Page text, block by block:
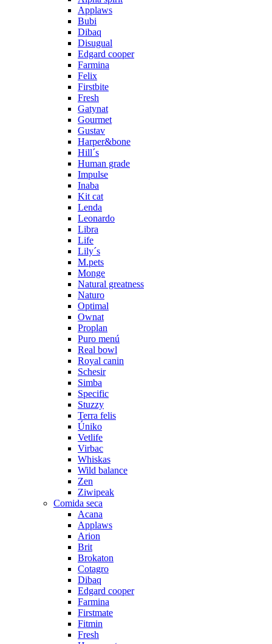
Applaws
Bubi
Dibaq
Disugual
Edgard cooper
Farmina
Felix
Firstbite
Fresh
Gatynat
Gourmet
Gustav
Harper&bone
Hill´s
Human grade
Impulse
Inaba
Kit cat
Lenda
Leonardo
Libra
Life
Lily´s
M.pets
Monge
Natural greatness
Naturo
Optimal
Ownat
Proplan
Puro menú
Real bowl
Royal canin
Schesir
Simba
Specific
Stuzzy
Terra felis
Úniko
Vetlife
Virbac
Whiskas
Wild balance
Zen
Ziwipeak
Comida seca
Acana
Applaws
Arion
Brit
Brokaton
Cotagro
Dibaq
Edgard cooper
Farmina
Firstmate
Fitmin
Fresh